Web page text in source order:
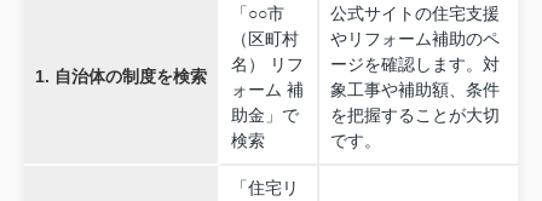
1. 自治体の制度を検索
「○○市
（区町村
名） リフ
ォーム 補
助金」で
検索
公式サイトの住宅支援
やリフォーム補助のペ
ージを確認します。対
象工事や補助額、条件
を把握することが大切
です。
「住宅リ